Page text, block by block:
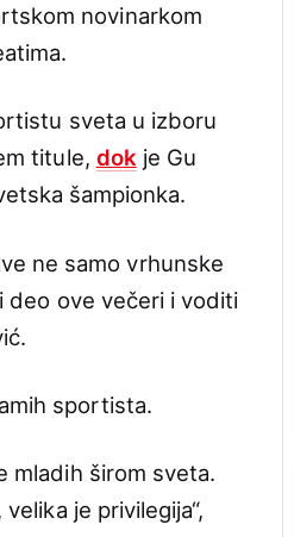
novinarkom
sveta u izboru
titule, dok je Gu
šampionka.
ne samo vrhunske
deo ove večeri i voditi
sportista.
mladih širom sveta.
je privilegija“,